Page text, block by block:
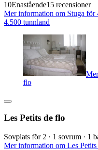
10Enastående15 recensioner
Mer information om Stuga för
4.500 tunnland
flo
Les Petits de flo
Sovplats för 2 · 1 sovrum · 1
Mer information om Les